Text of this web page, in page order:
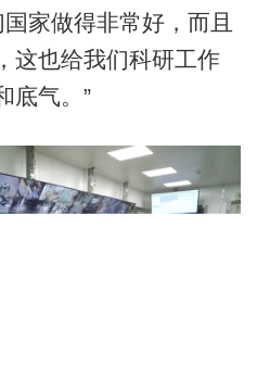
家做得非常好，而且
这也给我们科研工作
底气。”